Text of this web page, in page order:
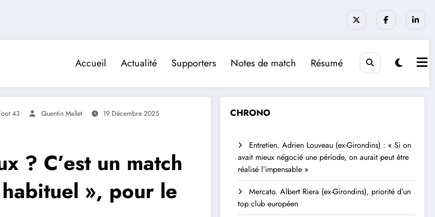
Accueil Actualité Supporters Notes de match Résumé
43 Quentin Mallet
19 Décembre 2025
? C’est un match
», pour le
CHRONO
Entretien. Adrien Louveau (ex-Girondins) : « Si on
avait mieux négocié une période, on aurait peut être
réalisé l’impensable »
Mercato. Albert Riera (ex-Girondins), priorité d’un
top club européen